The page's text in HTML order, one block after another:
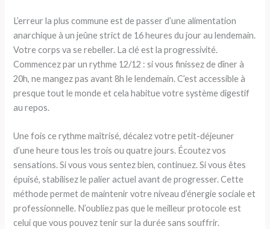
L’erreur la plus commune est de passer d’une alimentation
anarchique à un jeûne strict de 16 heures du jour au lendemain.
Votre corps va se rebeller. La clé est la progressivité.
Commencez par un rythme 12/12 : si vous finissez de dîner à
20h, ne mangez pas avant 8h le lendemain. C’est accessible à
presque tout le monde et cela habitue votre système digestif
au repos.
Une fois ce rythme maîtrisé, décalez votre petit-déjeuner
d’une heure tous les trois ou quatre jours. Écoutez vos
sensations. Si vous vous sentez bien, continuez. Si vous êtes
épuisé, stabilisez le palier actuel avant de progresser. Cette
méthode permet de maintenir votre niveau d’énergie sociale et
professionnelle. N’oubliez pas que le meilleur protocole est
celui que vous pouvez tenir sur la durée sans souffrir.